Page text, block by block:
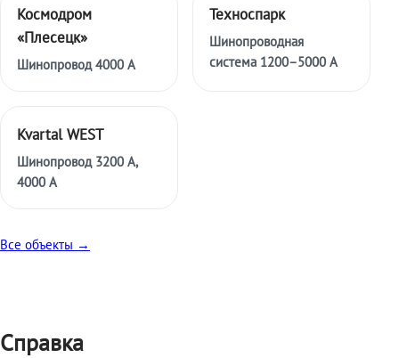
Космодром
«Плесецк»
Шинопровод 4000 А
Техноспарк
Шинопроводная
система 1200–5000 А
Kvartal WEST
Шинопровод 3200 А,
4000 А
Все объекты →
Справка